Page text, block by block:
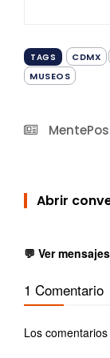
TAGS CDMX
MUSEOS
Abrir
💬 Ver mensajes
1 Comentario
Los